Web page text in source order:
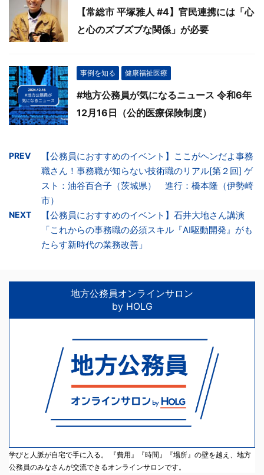
【常総市 平塚雅人 #4】官民連携には「心
と心のズブズブな関係」が必要
事例を知る 健康福祉医療
#地方公務員が気になるニュース 令和6年
12月16日（公的医療保険制度）
PREV
【公務員におすすめのイベント】ここがヘンだよ事務
職さん！事務職が知らない技術職のリアル[第２回] ゲ
スト：油谷百合子（茨城県） 進行：橋本隆（伊勢崎
市）
NEXT
【公務員におすすめのイベント】石井大地さん講演
「これからの事務職の必須スキル『AI駆動開発』がも
たらす新時代の業務改善」
地方公務員オンラインサロン
by HOLG
学びと人脈が自宅で手に入る。 『費用』『時間』『場所』の壁を越え、地方
公務員のみなさんが交流できるオンラインサロンです。